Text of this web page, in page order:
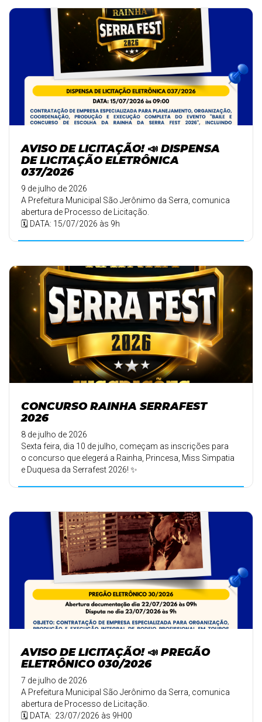
AVISO DE LICITAÇÃO! 📣 DISPENSA
DE LICITAÇÃO ELETRÔNICA
037/2026
9 de julho de 2026
A Prefeitura Municipal São Jerônimo da Serra, comunica
abertura de Processo de Licitação.
🗓️ DATA: 15/07/2026 às 9h
CONCURSO RAINHA SERRAFEST
2026
8 de julho de 2026
Sexta feira, dia 10 de julho, começam as inscrições para
o concurso que elegerá a Rainha, Princesa, Miss Simpatia
e Duquesa da Serrafest 2026! ✨
AVISO DE LICITAÇÃO! 📣 PREGÃO
ELETRÔNICO 030/2026
7 de julho de 2026
A Prefeitura Municipal São Jerônimo da Serra, comunica
abertura de Processo de Licitação.
🗓️ DATA: 23/07/2026 às 9H00